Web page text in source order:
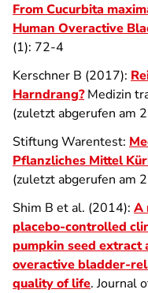
From Cucurbita
Human Overactive
(1): 72-4
Kerschner B (2017):
Harndrang?Medizin
(zuletzt abgerufen am
Stiftung Warentest:
Pflanzliches Mittel
(zuletzt abgerufen am
Shim B et al. (2014): A
placebo-controlled
pumpkin seed extract
overactive bladder-
quality of life. Journal